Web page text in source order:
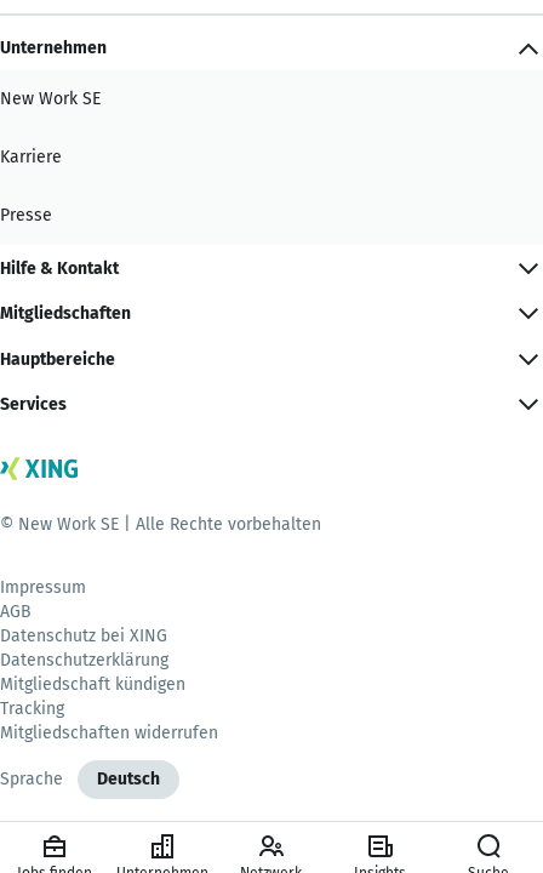
Unternehmen
New Work SE
Karriere
Presse
Hilfe & Kontakt
Mitgliedschaften
Hauptbereiche
Services
© New Work SE | Alle Rechte vorbehalten
Impressum
AGB
Datenschutz bei XING
Datenschutzerklärung
Mitgliedschaft kündigen
Tracking
Mitgliedschaften widerrufen
Sprache Deutsch